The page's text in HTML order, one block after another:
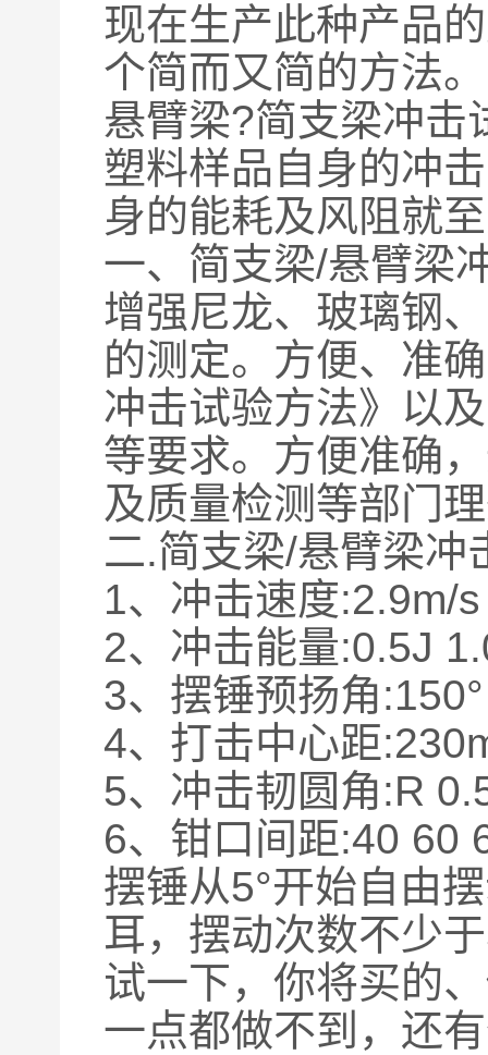
现在生产此种产品
个简而又简的方法。
悬臂梁?简支梁冲击
塑料样品自身的冲
身的能耗及风阻就
一、简支梁/悬臂梁
增强尼龙、玻璃钢
的测定。方便、准
冲击试验方法》以
等要求。方便准确
及质量检测等部门
二.简支梁/悬臂梁
1、冲击速度:2.9m/
2、冲击能量:0.5J
3、摆锤预扬角:150°
4、打击中心距
5、冲击韧圆角:R
6、钳口间距:40 60
摆锤从5°开始自由
耳，摆动次数不少
试一下，你将买的
一点都做不到，还